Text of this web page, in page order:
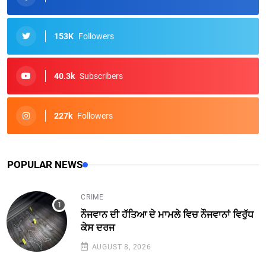
153K Followers
40.3k Subscribers
227k Followers
POPULAR NEWS
CRIME
ਨੌਜਵਾਨ ਦੀ ਹੱਤਿਆ ਦੇ ਮਾਮਲੇ ਵਿਚ ਨੌਜਵਾਨਾਂ ਵਿਰੁੱਧ
ਕੇਸ ਦਰਜ
AUGUST 8, 2026